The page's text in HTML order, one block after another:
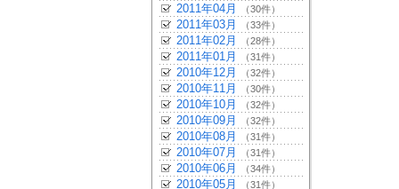
2011年04月 （30件）
2011年03月 （33件）
2011年02月 （28件）
2011年01月 （31件）
2010年12月 （32件）
2010年11月 （30件）
2010年10月 （32件）
2010年09月 （32件）
2010年08月 （31件）
2010年07月 （31件）
2010年06月 （34件）
2010年05月 （31件）